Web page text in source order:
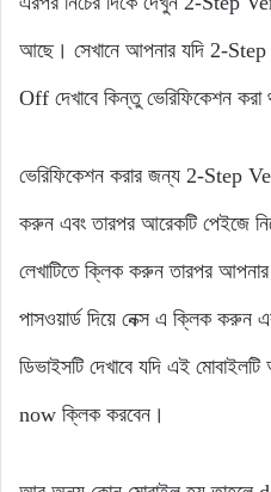
আছে। সেখানে আপনার যদি 2-
Off দেখাবে কিন্তু ভেরিফিকেশন করা
ভেরিফিকেশন করার জন্য 2-Step
করুন এবং তারপর আরেকটি পেইজে
লেখাটিতে ক্লিক করুন তারপর আপনার
পাসওয়ার্ড দিয়ে নেক্স এ ক্লিক করুন
ডিভাইসটি দেখাবে যদি এই
now ক্লিক করবেন।